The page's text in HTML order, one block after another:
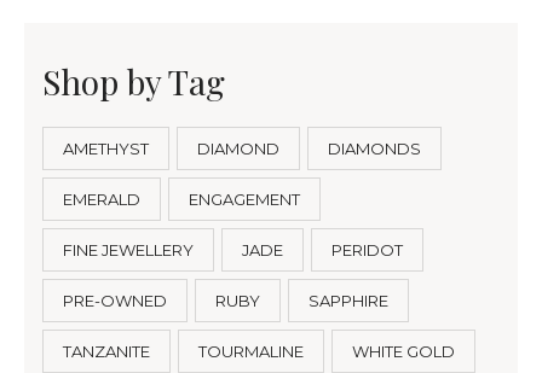
Shop by Tag
AMETHYST DIAMOND DIAMONDS
EMERALD ENGAGEMENT
FINE JEWELLERY JADE PERIDOT
PRE-OWNED RUBY SAPPHIRE
TANZANITE TOURMALINE WHITE GOLD